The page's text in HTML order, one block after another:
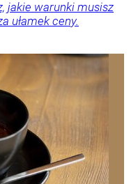
jakie warunki musisz
ułamek ceny.